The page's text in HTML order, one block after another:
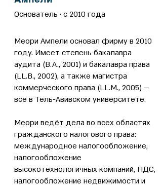
Основатель · с 2010 года
Меори Ампели основал фирму в 2010
году. Имеет степень бакалавра
аудита (B.A., 2001) и бакалавра права
(LL.B., 2002), а также магистра
коммерческого права (LL.M., 2005) —
все в Тель-Авивском университете.
Меори ведёт дела во всех областях
гражданского налогового права:
международное налогообложение,
налогообложение
высокотехнологичных компаний, НДС,
налогообложение недвижимости и